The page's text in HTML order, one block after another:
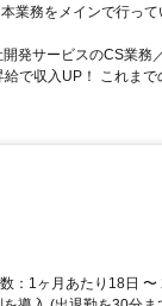
業務をメインで行って
発サービスのCS業務
で収入UP！ これまで
：1ヶ月あたり18日 〜